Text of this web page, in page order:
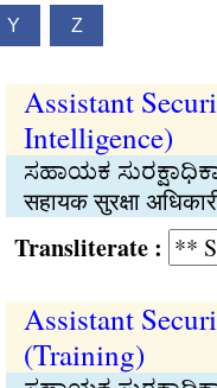
Y Z
Assistant
Intelligence)
ಸಹಾಯಕ
सहायक सुरक्षा
:
Assistant
(Training)